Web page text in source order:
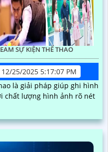
SỰ KIỆN THỂ THAO
12/25/2025 5:17:07 PM
là giải pháp giúp ghi hình
chất lượng hình ảnh rõ nét